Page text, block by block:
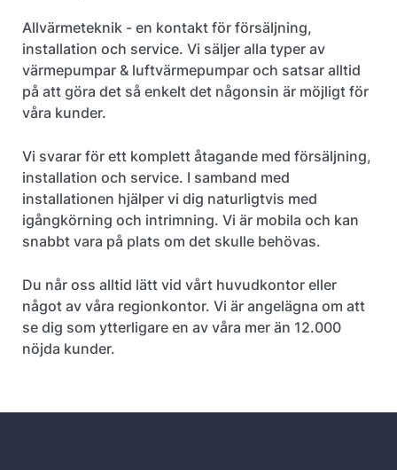
Allvärmeteknik - en kontakt för försäljning,
installation och service. Vi säljer alla typer av
värmepumpar & luftvärmepumpar och satsar alltid
på att göra det så enkelt det någonsin är möjligt för
våra kunder.
Vi svarar för ett komplett åtagande med försäljning,
installation och service. I samband med
installationen hjälper vi dig naturligtvis med
igångkörning och intrimning. Vi är mobila och kan
snabbt vara på plats om det skulle behövas.
Du når oss alltid lätt vid vårt huvudkontor eller
något av våra regionkontor. Vi är angelägna om att
se dig som ytterligare en av våra mer än 12.000
nöjda kunder.